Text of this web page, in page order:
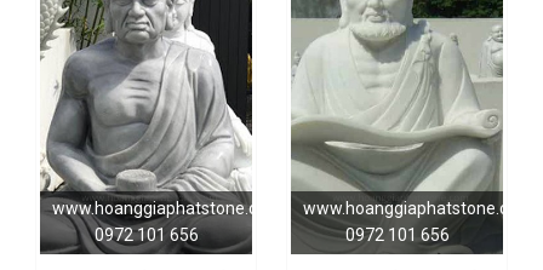
www.hoanggiaphatstone.com
0972 101 656
www.hoanggiaphatstone.com
0972 101 656